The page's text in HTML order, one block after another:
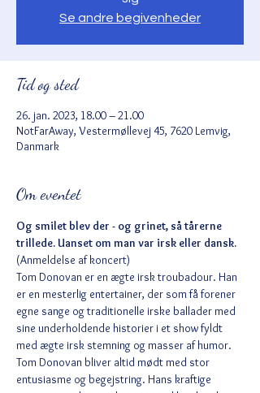
Se andre begivenheder
Tid og sted
26. jan. 2023, 18.00 – 21.00
NotFarAway, Vestermøllevej 45, 7620 Lemvig,
Danmark
Om eventet
Og smilet blev der - og grinet, så tårerne
trillede. Uanset om man var irsk eller dansk.
(Anmeldelse af koncert)
Tom Donovan er en ægte irsk troubadour. Han
er en mesterlig entertainer, der som få forener
egne sange og traditionelle irske ballader med
sine underholdende historier i et show fyldt
med ægte irsk stemning og masser af humor.
Tom Donovan bliver altid mødt med stor
entusiasme og begejstring. Hans kraftige